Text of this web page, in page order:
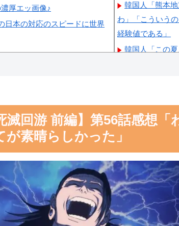
厚エッ画像♪
日本の対応のスピードに世界
韓国人「熊本
わ」「こういう
経験値である」
韓国人「この
韓国人「韓国
自白だろこれ…（
Powered by
回游 前編】第56話感想「
素晴らしかった」